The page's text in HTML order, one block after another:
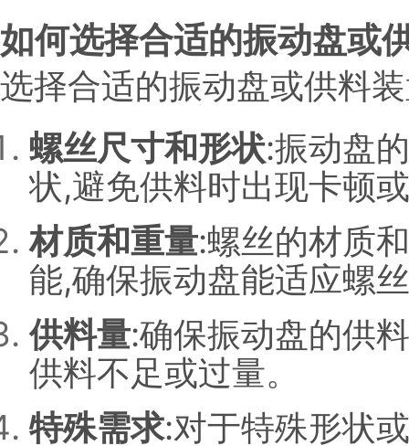
如何选择合适的振动盘或
选择合适的振动盘或供料
螺丝尺寸和形状:振动盘
状,避免供料时出现卡顿
材质和重量:螺丝的材质
能,确保振动盘能适应螺
供料量:确保振动盘的供
供料不足或过量。
特殊需求:对于特殊形状